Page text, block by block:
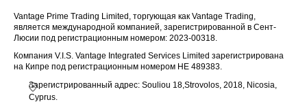
Vantage Prime Trading Limited, торгующая как Vantage Trading,
является международной компанией, зарегистрированной в Сент-
Люсии под регистрационным номером: 2023-00318.
Компания V.I.S. Vantage Integrated Services Limited зарегистрирована
на Кипре под регистрационным номером HE 489383.
Зарегистрированный адрес: Souliou 18,Strovolos, 2018, Nicosia,
Cyprus.